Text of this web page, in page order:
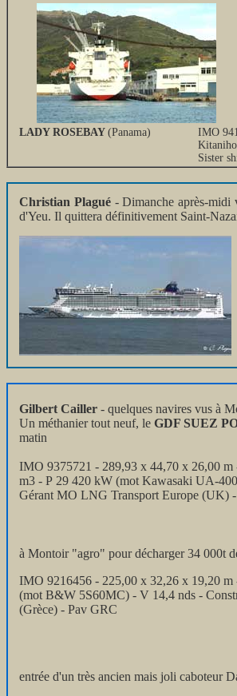
LADY ROSEBAY (Panama)
IMO
Sister
Christian Plagué- Dimanche après-midi
d'Yeu. Il quittera définitivement Saint-
Gilbert Cailler - quelques navires vus à
Un méthanier tout neuf, le GDF SUEZ
matin
IMO 9375721 - 289,93 x 44,70 x 26,00
m3 - P 29 420 kW (mot Kawasaki UA-
Gérant MO LNG Transport Europe (UK)
à Montoir "agro" pour décharger 34 000t
IMO 9216456 - 225,00 x 32,26 x 19,20
(mot B&W 5S60MC) - V 14,4 nds -
(Grèce) - Pav GRC
entrée d'un très ancien mais joli caboteur